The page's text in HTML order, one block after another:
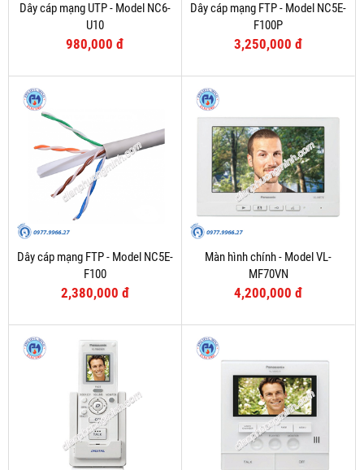
Dây cáp mạng UTP - Model NC6-
U10
980,000 đ
Dây cáp mạng FTP - Model NC5E-
F100P
3,250,000 đ
Dây cáp mạng FTP - Model NC5E-
F100
2,380,000 đ
Màn hình chính - Model VL-
MF70VN
4,200,000 đ